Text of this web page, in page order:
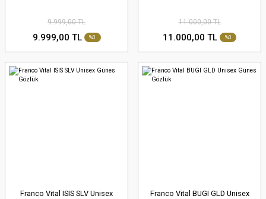
9.999,00 TL
9.999,00 TL %0
11.000,00 TL
11.000,00 TL %0
Franco Vital ISIS SLV Unisex
Franco Vital BUGI GLD Unisex